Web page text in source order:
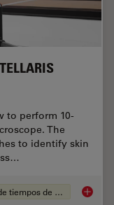
to perform 10-
The
to identify skin
FLIM (microscopía de tiempos de vida de fluorescencia) Virtual